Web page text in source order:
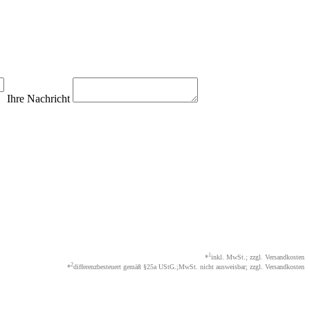
Ihre Nachricht
*1inkl. MwSt.; zzgl. Versandkosten
*2differenzbesteuert gemäß §25a UStG.;MwSt. nicht ausweisbar; zzgl. Versandkosten